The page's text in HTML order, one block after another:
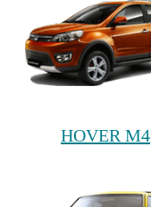
HOVER M4